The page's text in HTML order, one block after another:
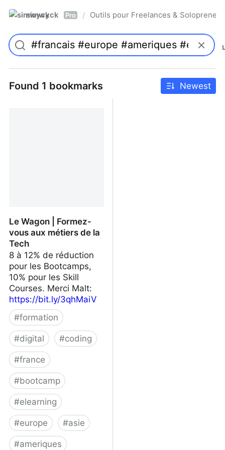
simwyck Pro / Outils pour Freelances &
Found 1 bookmarks Newest
Le Wagon | Formez-
vous aux métiers de la
Tech
8 à 12% de réduction
pour les Bootcamps,
10% pour les Skill
Courses. Merci Malt:
https://bit.ly/3qhMaiV
#formation
#digital #coding
#france
#bootcamp
#elearning
#europe #asie
#ameriques